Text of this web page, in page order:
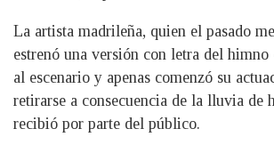
La artista madrileña, quien el pasado
estrenó una versión con letra del himno
al escenario y apenas comenzó su
retirarse a consecuencia de la lluvia de
recibió por parte del público.